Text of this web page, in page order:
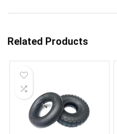
Related Products